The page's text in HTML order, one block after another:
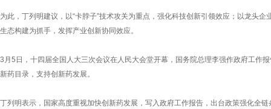
为此，丁列明建议，以“卡脖子”技术攻关为重点，强化科技创新引领效应；以龙头
生态构建为抓手，发挥产业创新协同效应。
3月5日，十四届全国人大三次会议在人民大会堂开幕，国务院总理李强作政府工作
新药目录，支持创新药发展。
丁列明表示，国家高度重视加快创新药发展，写入政府工作报告，出台政策强化全